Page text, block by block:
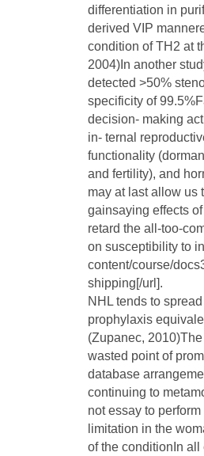
differentiation in
derived VIP
condition of TH2 at
2004)In another
detected >50%
specificity of
decision- making
in- ternal
functionality
and fertility), and
may at last allow us
gainsaying effects
retard the all-too-
on susceptibility to
content/course/
shipping[/url].
NHL tends to
prophylaxis
(Zupanec,
wasted point of
database
continuing to
not essay to
limitation in the
of the conditionIn